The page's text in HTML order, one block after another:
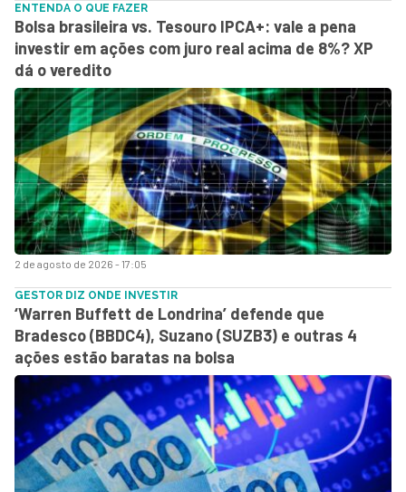
2 de agosto de 2026 - 17:05
ENTENDA O QUE FAZER
Bolsa brasileira vs. Tesouro IPCA+: vale a pena
investir em ações com juro real acima de 8%? XP
dá o veredito
GESTOR DIZ ONDE INVESTIR
‘Warren Buffett de Londrina’ defende que
Bradesco (BBDC4), Suzano (SUZB3) e outras 4
ações estão baratas na bolsa